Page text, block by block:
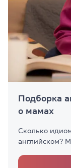
Подборка
о мамах
Сколько
английском?